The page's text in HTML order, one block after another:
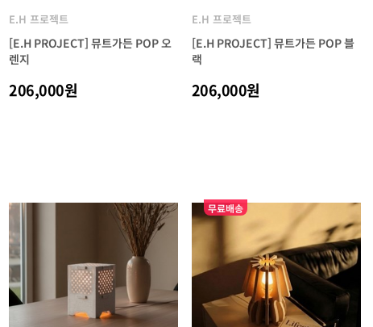
E.H 프로젝트
[E.H PROJECT] 뮤트가든 POP 오
렌지
206,000원
E.H 프로젝트
[E.H PROJECT] 뮤트가든 POP 블
랙
206,000원
무료배송